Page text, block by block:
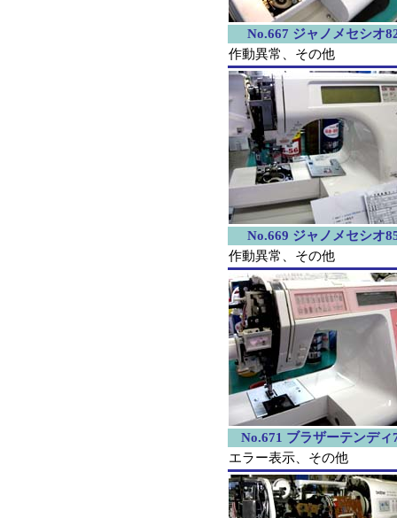
No.667 ジャノメセシオ
作動異常、その他
No.669 ジャノメセシオ
作動異常、その他
No.671 ブラザーテンディ
エラー表示、その他